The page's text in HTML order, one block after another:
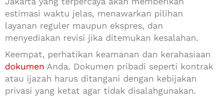
estimasi waktu jelas, menawarkan pilihan
layanan reguler maupun ekspres, dan
menyediakan revisi jika ditemukan kesalahan.
Keempat, perhatikan keamanan dan kerahasiaan
dokumen Anda. Dokumen pribadi seperti kontrak
atau ijazah harus ditangani dengan kebijakan
privasi yang ketat agar tidak disalahgunakan.